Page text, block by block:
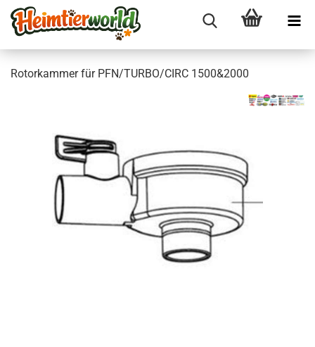
Ro­tor­kam­mer für PFN/TURBO/CIRC 1500&2000